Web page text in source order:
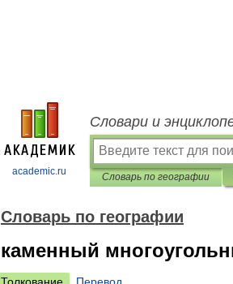
academic.ru
Словари и
Словарь по географии
Словарь по географии
каменный